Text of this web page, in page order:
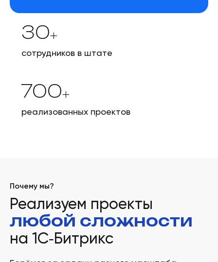
30+
сотрудников в штате
700+
реализованных проектов
Почему мы?
Реализуем проекты
любой сложности
на 1С‑Битрикс